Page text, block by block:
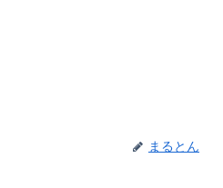
まるとん